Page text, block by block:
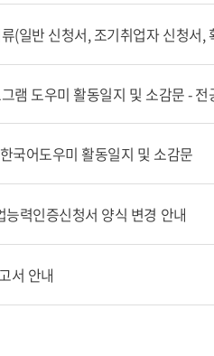
(일반 신청서, 조기취업자 신청서,
램 도우미 활동일지 및 소감문 - 전
국어도우미 활동일지 및 소감문
력인증신청서 양식 변경 안내
서 안내